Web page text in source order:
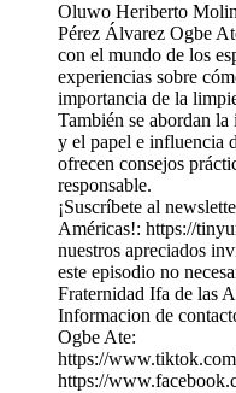
Oluwo Heriberto
Pérez Álvarez Ogbe
con el mundo de los
experiencias sobre
importancia de la
También se abordan
y el papel e influencia
ofrecen consejos
responsable.
¡Suscríbete al
Américas!: https://
nuestros apreciados
este episodio no
Fraternidad Ifa de las
Informacion de
Ogbe Ate:
https://
https://